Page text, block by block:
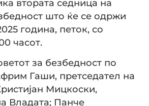
втората седница на
што ќе се одржи
година, петок, со
часот.
за безбедност по
Гаши, претседател на
Мицкоски,
Владата; Панче